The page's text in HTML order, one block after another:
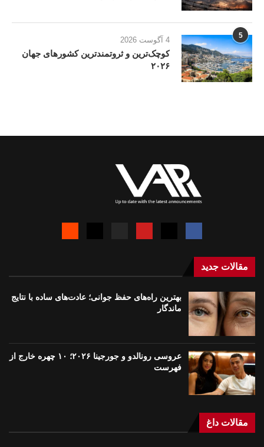
5 4 آگوست 2026
کوچک‌ترین و ثروتمندترین کشورهای جهان
۲۰۲۶
مقالات جدید
بهترین راه‌های حفظ جوانی؛ عادت‌های ساده با نتایج
ماندگار
عروسی رونالدو و جورجینا ۲۰۲۶؛ ۱۰ چهره خارج از
فهرست
مقالات داغ